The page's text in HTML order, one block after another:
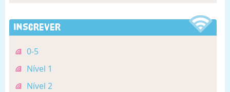
Inscrever
0-5
Nível 1
Nível 2